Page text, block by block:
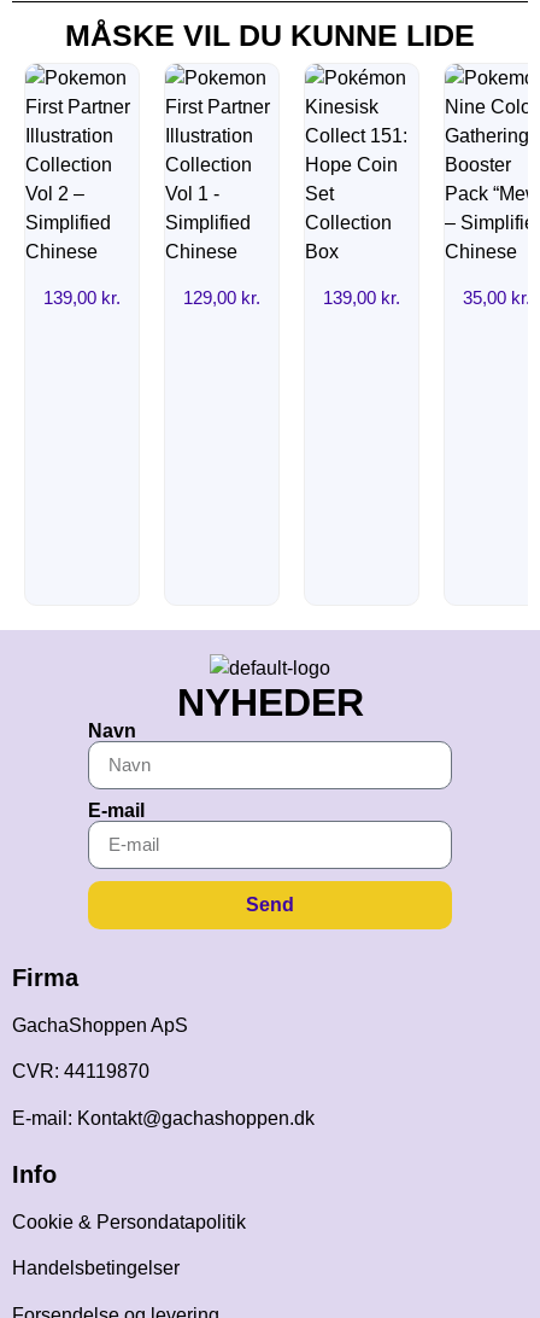
MÅSKE VIL DU KUNNE LIDE
139,00 kr. 129,00 kr. 139,00 kr. 35,00 kr.
NYHEDER
Navn
E-mail
Send
Firma
GachaShoppen ApS
CVR: 44119870
E-mail: Kontakt@gachashoppen.dk
Info
Cookie & Persondatapolitik
Handelsbetingelser